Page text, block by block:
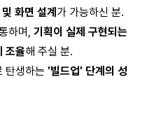
화면 설계 가 가능하신 분.
하며, 기획이 실제 구현되는
조율해 주실 분.
탄생하는 '빌드업' 단계의 성